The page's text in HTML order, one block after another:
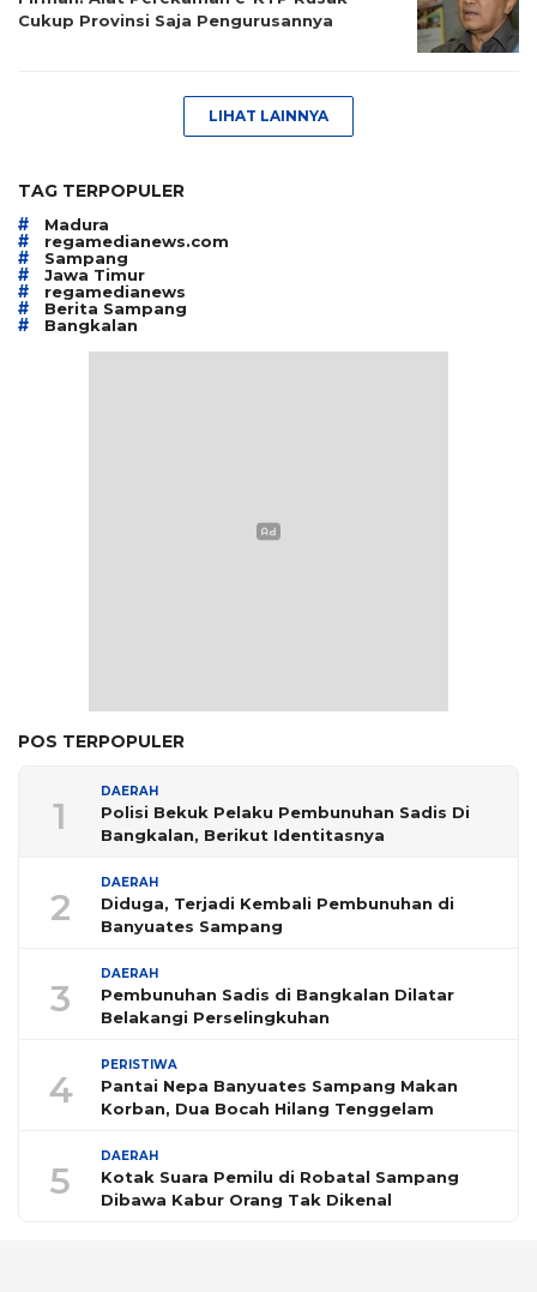
Cukup Provinsi Saja Pengurusannya
LIHAT LAINNYA
TAG TERPOPULER
# Madura
# regamedianews.com
# Sampang
# Jawa Timur
# regamedianews
# Berita Sampang
# Bangkalan
POS TERPOPULER
1
DAERAH
Polisi Bekuk Pelaku Pembunuhan Sadis Di
Bangkalan, Berikut Identitasnya
2
DAERAH
Diduga, Terjadi Kembali Pembunuhan di
Banyuates Sampang
3
DAERAH
Pembunuhan Sadis di Bangkalan Dilatar
Belakangi Perselingkuhan
4
PERISTIWA
Pantai Nepa Banyuates Sampang Makan
Korban, Dua Bocah Hilang Tenggelam
5
DAERAH
Kotak Suara Pemilu di Robatal Sampang
Dibawa Kabur Orang Tak Dikenal